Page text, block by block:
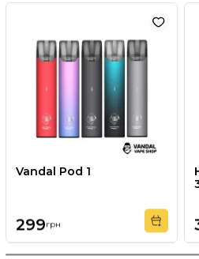
Vandal Pod 1
299грн